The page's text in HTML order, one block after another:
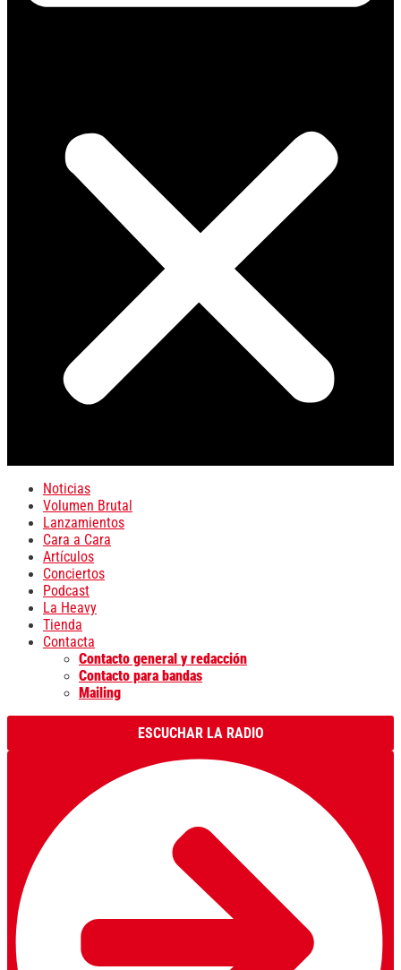
Noticias
Volumen Brutal
Lanzamientos
Cara a Cara
Artículos
Conciertos
Podcast
La Heavy
Tienda
Contacta
Contacto general y redacción
Contacto para bandas
Mailing
ESCUCHAR LA RADIO